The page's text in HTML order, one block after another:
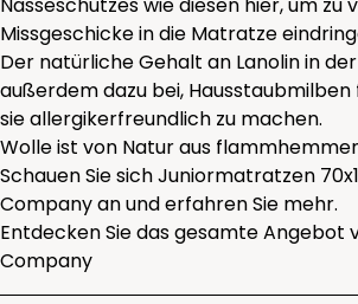
Missgeschicke in die Matratze
Der natürliche Gehalt an Lanolin in
außerdem dazu bei,
sie allergikerfreundlich zu machen.
Wolle ist von Natur aus
Schauen Sie sich Juniormatratzen
Company an und erfahren Sie mehr.
Entdecken Sie das gesamteAngebot
Company